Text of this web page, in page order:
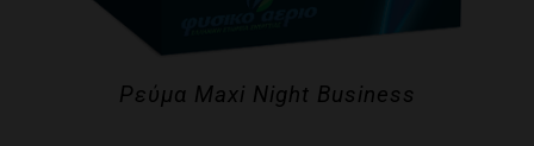
Ρεύμα Maxi Night Business